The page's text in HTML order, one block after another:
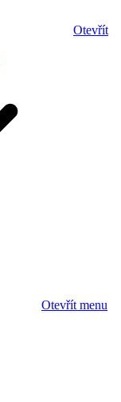
Otevřít
Otevřít menu